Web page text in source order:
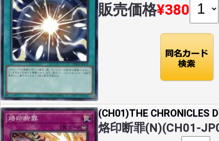
販売価格¥380
(CH01)THE CHRONICLES
烙印断罪(N)(CH01-